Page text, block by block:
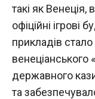
такі як Венеція,
офіційні ігрові
прикладів
венеціанського
державного
та